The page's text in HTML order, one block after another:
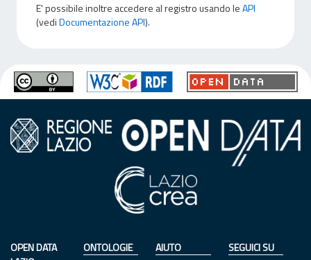
E' possibile inoltre accedere al registro usando leAPI
(vediDocumentazione API).
OPEN DATA
ONTOLOGIE AIUTO SEGUICI SU